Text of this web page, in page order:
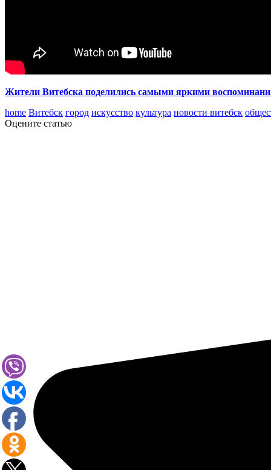
Жители Витебска поделились самыми яркими
home Витебск город искусство культура новости витебск
Оцените статью